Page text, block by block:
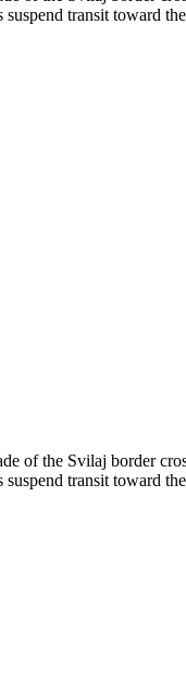
transit toward
of the Svilaj border
transit toward